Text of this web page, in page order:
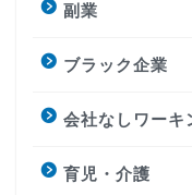
副業
ブラック企業
会社なしワーキ
育児・介護